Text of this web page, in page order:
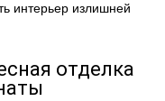
интерьер излишней
отделка